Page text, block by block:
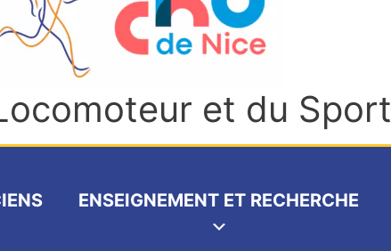
et du Sport
ENSEIGNEMENT ET RECHERCHE